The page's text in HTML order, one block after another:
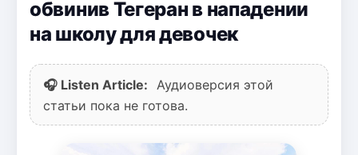
обвинив Тегеран в нападении
на школу для девочек
🎧 Listen Article:
Аудиоверсия этой
статьи пока не готова.